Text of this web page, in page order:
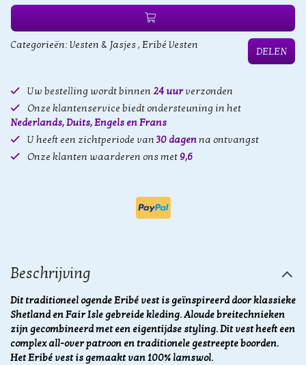
Categorieën: Vesten & Jasjes, Eribé Vesten
DELEN
Uw bestelling wordt binnen 24 uurverzonden
Onze klantenservice biedt ondersteuning in het
Nederlands, Duits, Engels en Frans
U heeft een zichtperiode van30 dagenna ontvangst
Onze klanten waarderen ons met 9,6
Beschrijving
Dit traditioneel ogende Eribé vest is geïnspireerd door klassieke
Shetland en Fair Isle gebreide kleding. Aloude breitechnieken
zijn gecombineerd met een eigentijdse styling. Dit vest heeft een
complex all-over patroon en traditionele gestreepte boorden.
Het Eribé vest is gemaakt van 100% lamswol.